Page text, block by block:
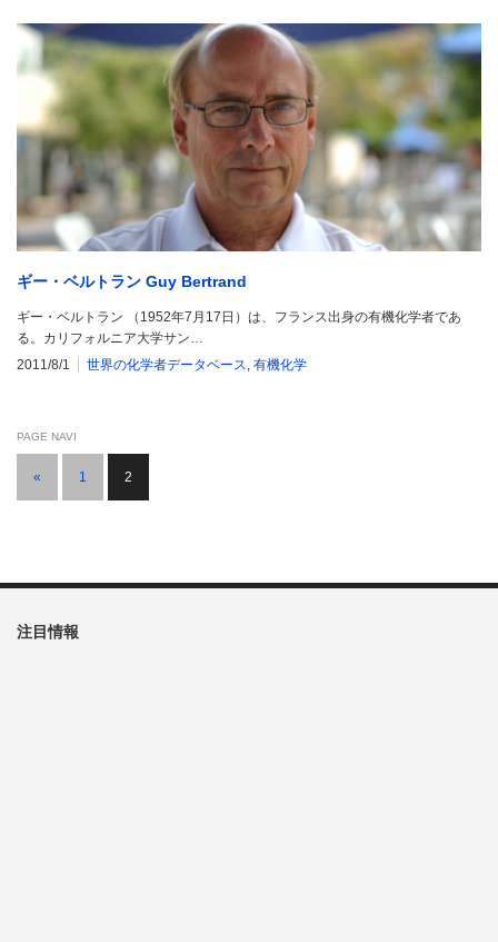
ギー・ベルトラン Guy Bertrand
ギー・ベルトラン （1952年7月17日）は、フランス出身の有機化学者であ
る。カリフォルニア大学サン…
2011/8/1
世界の化学者データベース, 有機化学
PAGE NAVI
« 1 2
注目情報